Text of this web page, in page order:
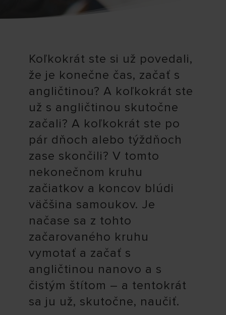
Koľkokrát ste si už povedali,
že je konečne čas, začať s
angličtinou? A koľkokrát ste
už s angličtinou skutočne
začali? A koľkokrát ste po
pár dňoch alebo týždňoch
zase skončili? V tomto
nekonečnom kruhu
začiatkov a koncov blúdi
väčšina samoukov. Je
načase sa z tohto
začarovaného kruhu
vymotať a začať s
angličtinou nanovo a s
čistým štítom – a tentokrát
sa ju už, skutočne, naučiť.